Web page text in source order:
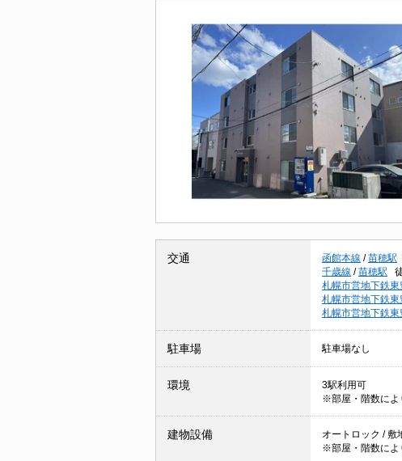
交通 函館本線 / 苗穂駅
千歳線 / 苗穂駅
札幌市営地下鉄東
札幌市営地下鉄東
札幌市営地下鉄東
駐車場 駐車場なし
環境
3駅利用可
※部屋・階数によ
建物設備
オートロック / 敷
※部屋・階数によ